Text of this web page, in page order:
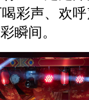
喝彩声、欢
瞬间。